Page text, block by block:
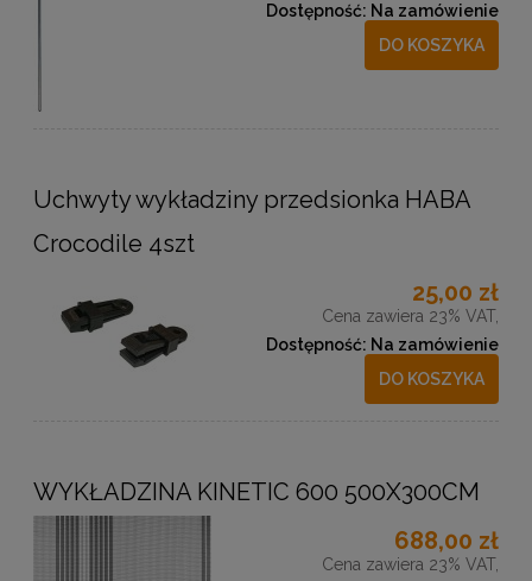
Dostępność: Na zamówienie
DO KOSZYKA
Uchwyty wykładziny przedsionka HABA
Crocodile 4szt
25,00 zł
Cena zawiera 23% VAT,
Dostępność: Na zamówienie
DO KOSZYKA
WYKŁADZINA KINETIC 600 500X300CM
688,00 zł
Cena zawiera 23% VAT,